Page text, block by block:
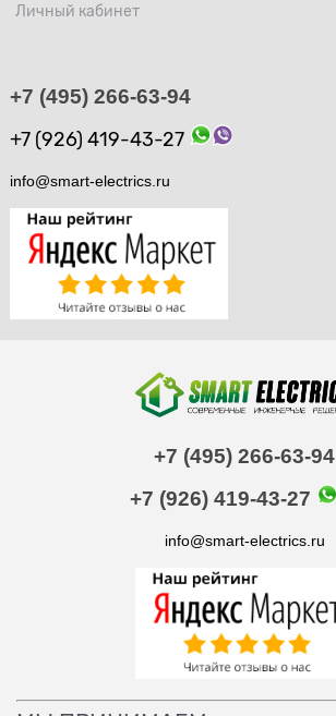
Личный кабинет
+7 (495) 266-63-94
+7 (926) 419-43-27
info@smart-electrics.ru
+7 (495) 266-63-94
+7 (926) 419-43-27
info@smart-electrics.ru